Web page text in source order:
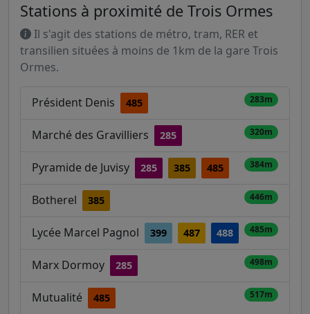
Stations à proximité de Trois Ormes
Il s'agit des stations de métro, tram, RER et
transilien situées à moins de 1km de la gare Trois
Ormes.
Président Denis 485 283m
Marché des Gravilliers 285 320m
Pyramide de Juvisy 285 385 485 384m
Botherel 385 446m
Lycée Marcel Pagnol 399 487 488 485m
Marx Dormoy 285 498m
Mutualité 485 517m